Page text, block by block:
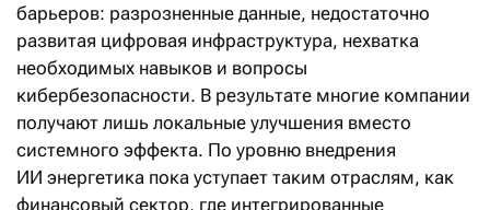
барьеров: разрозненные данные, недостаточно
развитая цифровая инфраструктура, нехватка
необходимых навыков и вопросы
кибербезопасности. В результате многие компании
получают лишь локальные улучшения вместо
системного эффекта. По уровню внедрения
ИИ энергетика пока уступает таким отраслям, как
финансовый сектор, где интегрированные